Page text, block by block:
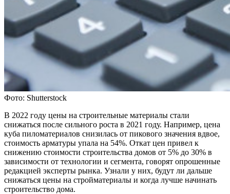
Фото: Shutterstock
В 2022 году цены на строительные материалы стали
снижаться после сильного роста в 2021 году. Например, цена
куба пиломатериалов снизилась от пикового значения вдвое,
стоимость арматуры упала на 54%. Откат цен привел к
снижению стоимости строительства домов от 5% до 30% в
зависимости от технологии и сегмента, говорят опрошенные
редакцией эксперты рынка. Узнали у них, будут ли дальше
снижаться цены на стройматериалы и когда лучше начинать
строительство дома.